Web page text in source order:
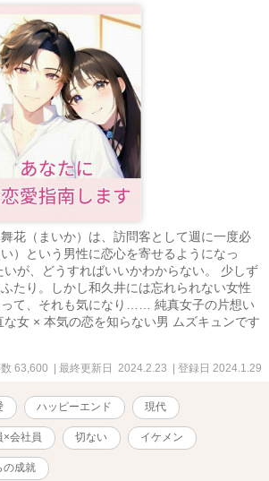
花（まいか）は、訪問客として週に一度必
）という男性に恋心を寄せるようになっ
が、どうすればいいかわからない。 少しず
たり。しかし和久井には忘れられない女性
て、それも気になり…… 純真女子の片想い
な女 × 本気の恋を知らない男 ムズキュンです
63,600 | 最終更新日 2024.2.23 | 登録日 2024.1.29
ハッピーエンド 現代
×会社員 切ない イケメン
の成就